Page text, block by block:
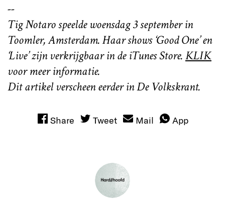
--
Tig Notaro speelde woensdag 3 september in
Toomler, Amsterdam. Haar shows ‘Good One’ en
‘Live’ zijn verkrijgbaar in de iTunes Store.KLIK
voor meer informatie.
Dit artikel verscheen eerder in De Volkskrant.
Share Tweet Mail App